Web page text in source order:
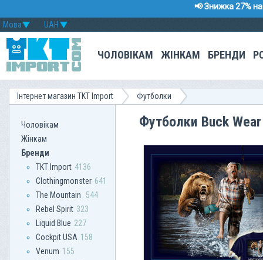
📢 Знижка 27%
UAH
Мова
ЧОЛОВІКАМ ЖІНКАМ БРЕНДИ
Інтернет магазин TKT Import Футболки
Футболки Buck Wear
Чоловікам
Жінкам
Бренди
TKT Import 4136
Clothingmonster 641
The Mountain
544
Rebel Spirit 323
Liquid Blue 227
Сockpit USA 158
Venum 155